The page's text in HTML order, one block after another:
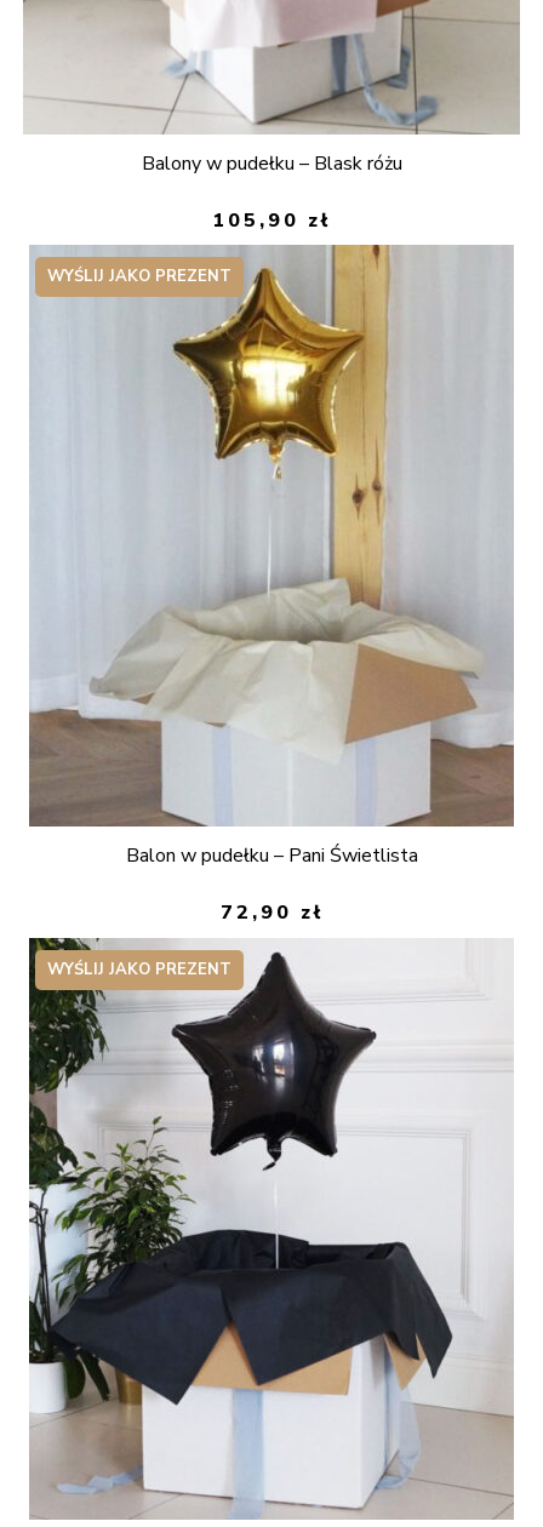
Balony w pudełku – Blask różu
105,90 zł
WYŚLIJ JAKO PREZENT
Balon w pudełku – Pani Świetlista
72,90 zł
WYŚLIJ JAKO PREZENT